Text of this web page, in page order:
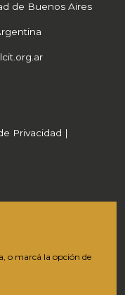
de Buenos Aires
Privacidad |
o marcá la opción de